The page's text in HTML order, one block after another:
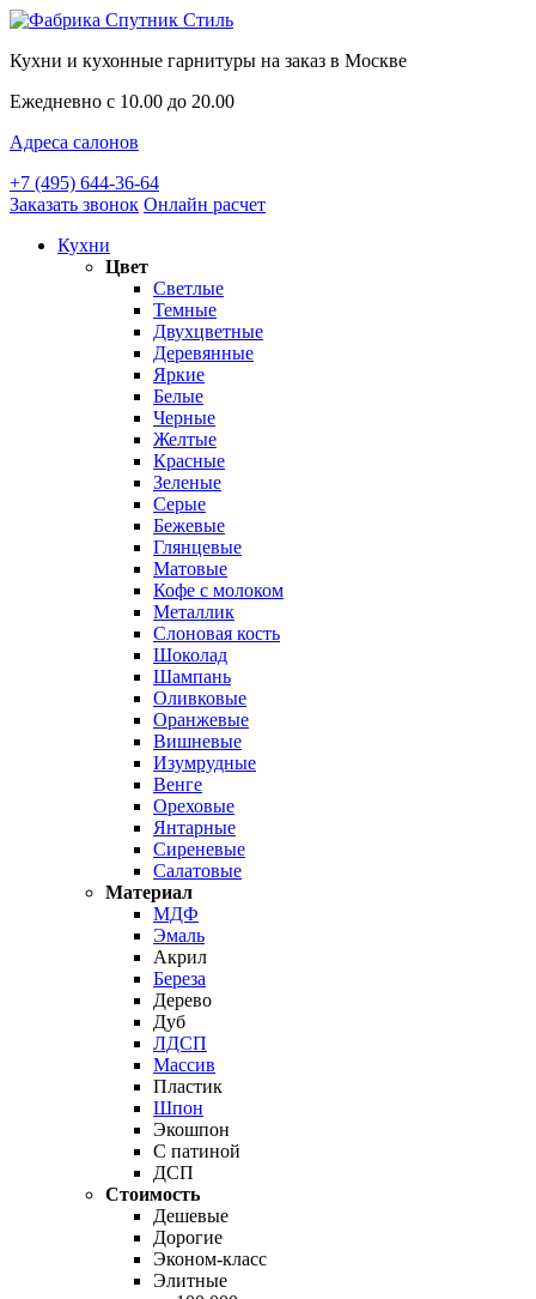
Кухни и кухонные гарнитуры на заказ в Москве
Ежедневно с 10.00 до 20.00
Адреса салонов
+7 (495) 644-36-64
Заказать звонок Онлайн расчет
Кухни
Цвет
Светлые
Темные
Двухцветные
Деревянные
Яркие
Белые
Черные
Желтые
Красные
Зеленые
Серые
Бежевые
Глянцевые
Матовые
Кофе с молоком
Металлик
Слоновая кость
Шоколад
Шампань
Оливковые
Оранжевые
Вишневые
Изумрудные
Венге
Ореховые
Янтарные
Сиреневые
Салатовые
Материал
МДФ
Эмаль
Акрил
Береза
Дерево
Дуб
ЛДСП
Массив
Пластик
Шпон
Экошпон
С патиной
ДСП
Стоимость
Дешевые
Дорогие
Эконом-класс
Элитные